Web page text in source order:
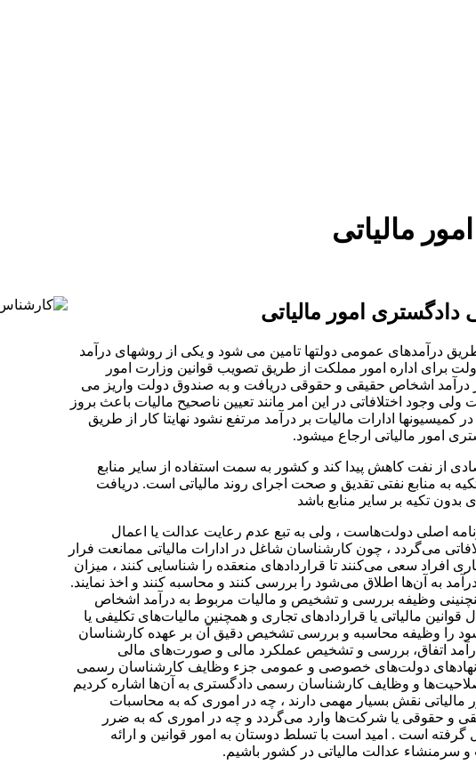
مالیاتی
امور مالیاتی
درآمدهای عمومی دولتها تامین می شود و یکی از روشهای درآمد
برای اداره امور مملکت از طریق تصویب قوانین وزارت امور
از درآمد اشخاص حقیقی و حقوقی دریافت و به صندوق دولت واریز می
وجود اختلافاتی در این امر مانند تعیین ناصحیح مالیات باعث بروز
ادارات مالیات بر درآمد مرتفع نشود نهایتا کار از طریق
امور مالیاتی ارجاع میشود.
از نفت کاهش پیدا کند و کشور به سمت استفاده از سایر منابع
به منابع نفتی تقدیق و صحت اجرای روند مالیاتی است. دریافت
بدون تکیه بر سایر منابع باشد
اصلی دولت‌هاست ، ولی به تبع عدم رعایت عدالت یا اعمال
می‌گردد ، چون کارشناسان شاغل در ادارات مالیاتی ممانعت فرار
افراد سعی می‌کنند تا قراردادهای منعقده را شناسایی کنند ، میزان
به آن‌ها اطلاق می‌شود را بررسی کنند و محاسبه کنند و اخذ نمایند.
وظیفه بررسی و تشخیص و مالیات مربوط به درآمد اشخاص
مالیاتی یا قراردادهای تجاری و همچنین مالیات‌های تکلیفی یا
را وظیفه محاسبه و بررسی تشخیص دقیق آن بر عهده کارشناسان
اتفاق، بررسی و تشخیص عملکرد مالی و صورت‌های مالی
نهادهای دولت‌های خصوصی و عمومی جزء‌ وظایف کارشناسان رسمی
و وظایف کارشناسان رسمی دادگستری به آن‌ها اشاره کردیم
نقش بسیار مهمی دارند ، چه در اموری که به محاسبات
و حقوقی یا شرکت‌ها وارد می‌گردد و چه در اموری که به ضرر
است . امید است با تسلط دوستان به امور قوانین و ارائه
و سرمنشاء عدالت مالیاتی در کشور باشیم.